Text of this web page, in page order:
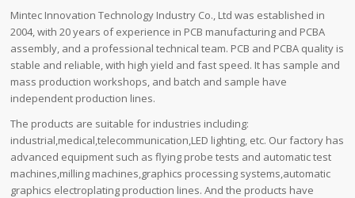
Mintec Innovation Technology Industry Co., Ltd was established in
2004, with 20 years of experience in PCB manufacturing and PCBA
assembly, and a professional technical team. PCB and PCBA quality is
stable and reliable, with high yield and fast speed. It has sample and
mass production workshops, and batch and sample have
independent production lines.
The products are suitable for industries including:
industrial,medical,telecommunication,LED lighting, etc. Our factory has
advanced equipment such as flying probe tests and automatic test
machines,milling machines,graphics processing systems,automatic
graphics electroplating production lines. And the products have